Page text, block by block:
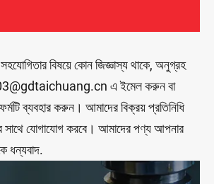
বিষয়ে কোন জিজ্ঞাস্য থাকে, অনুগ্রহ
এ ইমেল করুন বা
ব্যবহার করুন। আমাদের বিক্রয় প্রতিনিধি
সাথে যোগাযোগ করবে। আমাদের পণ্য আপনার
ধন্যবাদ.